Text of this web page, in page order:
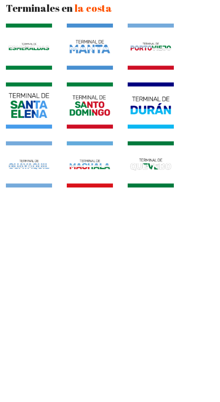
Terminales enla costa